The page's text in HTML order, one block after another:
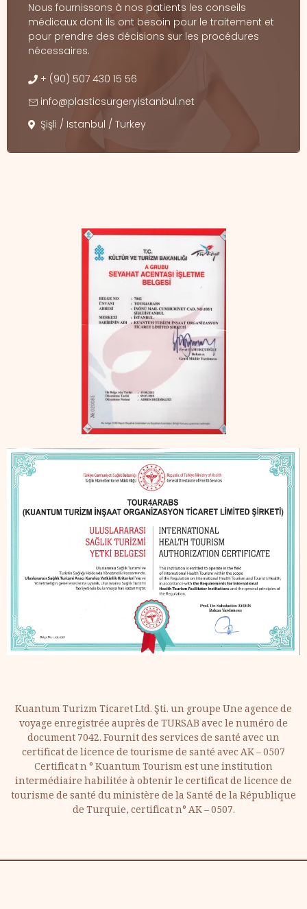
Nous fournissons à nos patients les conseils
médicaux dont ils ont besoin pour le traitement et
pour prendre des décisions sur les procédures
nécessaires.
+ (90) 507 430 15 56
info@plasticsurgeryistanbul.net
Şişli / Istanbul / Turkey
Kuantum Turizm Ticaret Ltd. Şti. un groupe Une agence de
voyage enregistrée auprès de TURSAB avec le numéro de
document 7042. Fournit des services de santé avec un
certificat de licence de tourisme de santé avec AK – 0507
Certificat n ° Kuantum Tourism est une institution
intermédiaire habilitée à obtenir le certificat de licence de
tourisme de santé du ministère de la Santé de la République
de Turquie, certificat n° AK – 0507.